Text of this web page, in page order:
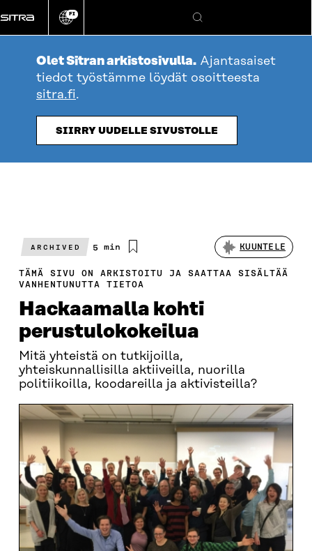
suoraan
sisältöön
Vaihda
kieli
FI
Hae
Olet Sitran arkistosivulla. Ajantasaiset
tiedot työstämme löydät osoitteesta
sitra.fi.
SIIRRY UUDELLE SIVUSTOLLE
ARCHIVED
Arvioitu
5 min KUUNTELE
TÄMÄ SIVU ON ARKISTOITU JA SAATTAA SISÄLTÄÄ
VANHENTUNUTTA TIETOA
Hackaamalla kohti
perustulokokeilua
Mitä yhteistä on tutkijoilla,
yhteiskunnallisilla aktiiveilla, nuorilla
politiikoilla, koodareilla ja aktivisteilla?